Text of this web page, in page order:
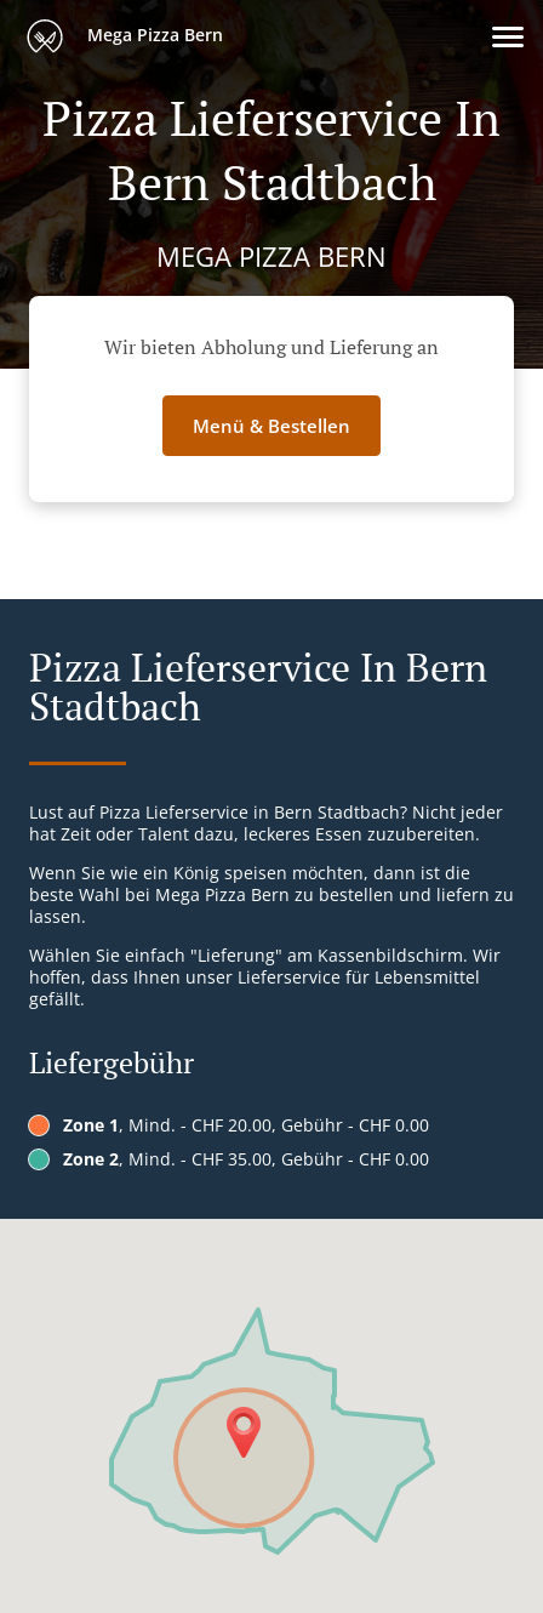
Mega Pizza Bern
Pizza Lieferservice In
Bern Stadtbach
MEGA PIZZA BERN
Wir bieten Abholung und Lieferung an
Menü & Bestellen
Pizza Lieferservice In Bern
Stadtbach
Lust auf Pizza Lieferservice in Bern Stadtbach? Nicht jeder
hat Zeit oder Talent dazu, leckeres Essen zuzubereiten.
Wenn Sie wie ein König speisen möchten, dann ist die
beste Wahl bei Mega Pizza Bern zu bestellen und liefern zu
lassen.
Wählen Sie einfach "Lieferung" am Kassenbildschirm. Wir
hoffen, dass Ihnen unser Lieferservice für Lebensmittel
gefällt.
Liefergebühr
Zone 1, Mind. - CHF 20.00, Gebühr - CHF 0.00
Zone 2, Mind. - CHF 35.00, Gebühr - CHF 0.00